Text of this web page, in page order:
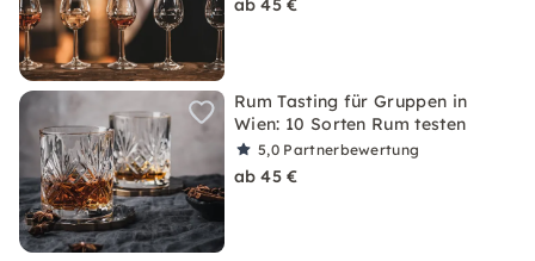
ab 45 €
Rum Tasting für Gruppen in
Wien: 10 Sorten Rum testen
5,0 Partnerbewertung
ab 45 €